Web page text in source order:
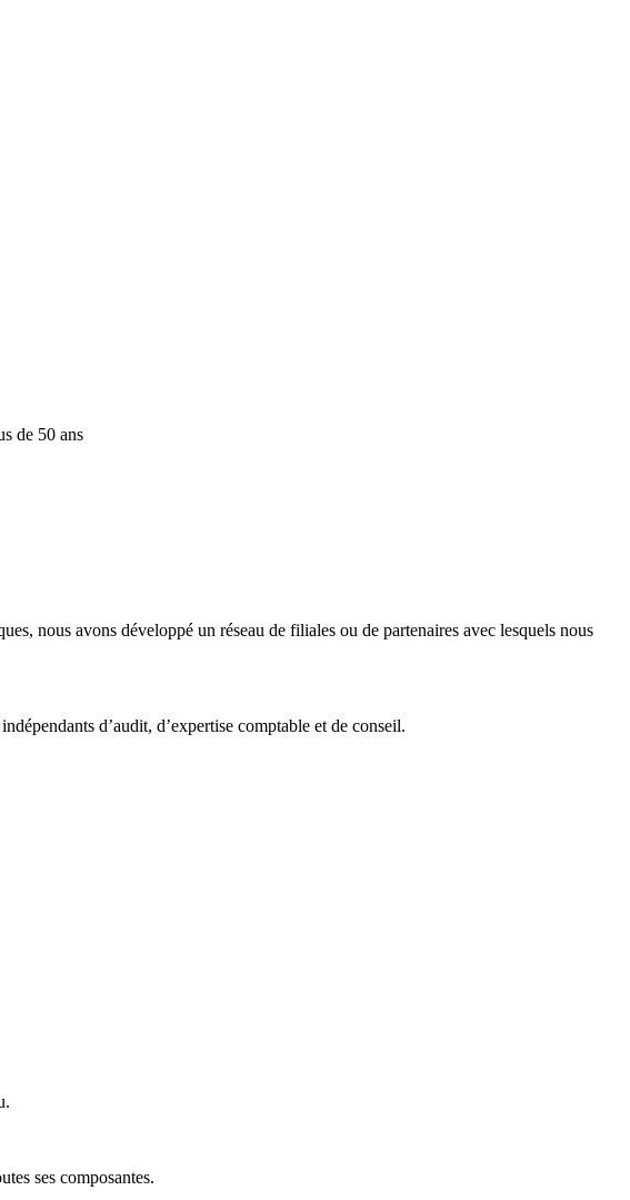
de 50 ans
nous avons développé un réseau de filiales ou de partenaires avec lesquels nous
d’audit, d’expertise comptable et de conseil.
ses composantes.